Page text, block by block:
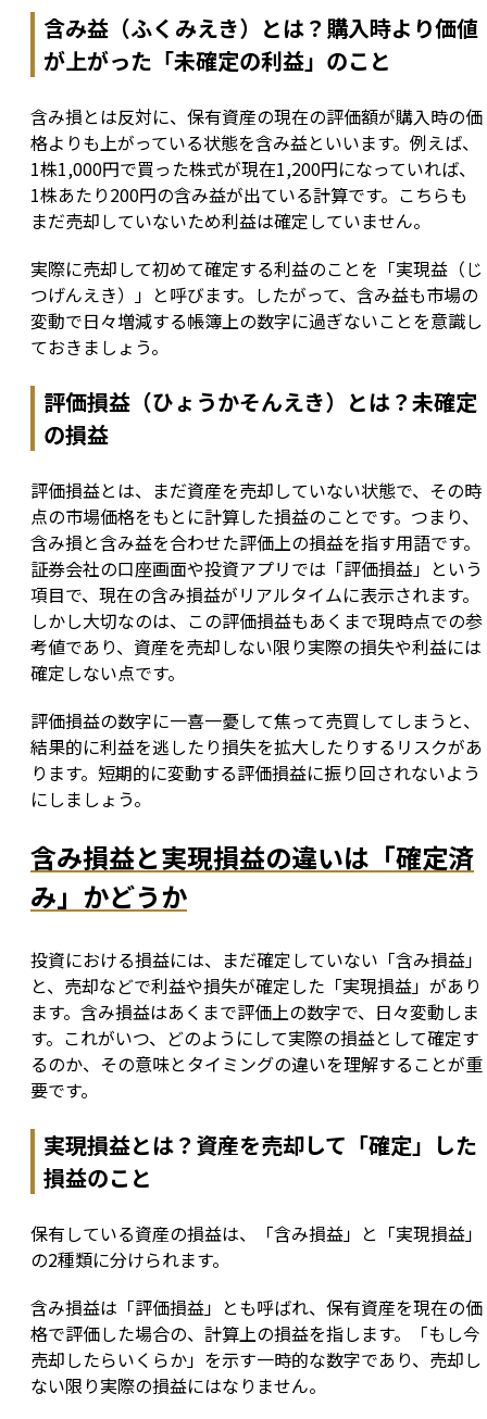
含み益（ふくみえき）とは？購入時より価値
が上がった「未確定の利益」のこと
含み損とは反対に、保有資産の現在の評価額が購入時の価
格よりも上がっている状態を含み益といいます。例えば、
1株1,000円で買った株式が現在1,200円になっていれば、
1株あたり200円の含み益が出ている計算です。こちらも
まだ売却していないため利益は確定していません。
実際に売却して初めて確定する利益のことを「実現益（じ
つげんえき）」と呼びます。したがって、含み益も市場の
変動で日々増減する帳簿上の数字に過ぎないことを意識し
ておきましょう。
評価損益（ひょうかそんえき）とは？未確定
の損益
評価損益とは、まだ資産を売却していない状態で、その時
点の市場価格をもとに計算した損益のことです。つまり、
含み損と含み益を合わせた評価上の損益を指す用語です。
証券会社の口座画面や投資アプリでは「評価損益」という
項目で、現在の含み損益がリアルタイムに表示されます。
しかし大切なのは、この評価損益もあくまで現時点での参
考値であり、資産を売却しない限り実際の損失や利益には
確定しない点です。
評価損益の数字に一喜一憂して焦って売買してしまうと、
結果的に利益を逃したり損失を拡大したりするリスクがあ
ります。短期的に変動する評価損益に振り回されないよう
にしましょう。
含み損益と実現損益の違いは「確定済
み」かどうか
投資における損益には、まだ確定していない「含み損益」
と、売却などで利益や損失が確定した「実現損益」があり
ます。含み損益はあくまで評価上の数字で、日々変動しま
す。これがいつ、どのようにして実際の損益として確定す
るのか、その意味とタイミングの違いを理解することが重
要です。
実現損益とは？資産を売却して「確定」した
損益のこと
保有している資産の損益は、「含み損益」と「実現損益」
の2種類に分けられます。
含み損益は「評価損益」とも呼ばれ、保有資産を現在の価
格で評価した場合の、計算上の損益を指します。「もし今
売却したらいくらか」を示す一時的な数字であり、売却し
ない限り実際の損益にはなりません。